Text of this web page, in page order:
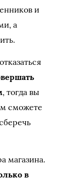
и
а
, тогда вы
сможете
магазина.
в